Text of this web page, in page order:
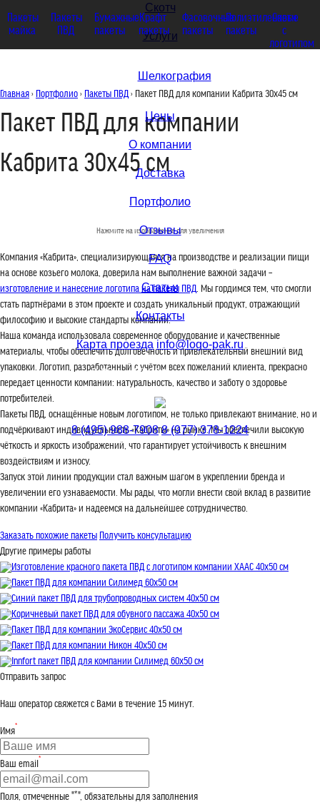
Скотч
Услуги
Шелкография
Цены
О компании
Доставка
Портфолио
Отзывы
FAQ
Статьи
Контакты
Карта проезда info@logo-pak.ru
с 9:00 до 18:00 без перерыва
8 (495) 988-7908 8 (977) 378-1224
Пакеты
майка
Пакеты
ПВД
Бумажные
пакеты
Крафт
пакеты
Фасовочные
пакеты
Полиэтиленовые
пакеты
Скотч
с
логотипом
Главная› Портфолио› Пакеты ПВД› Пакет ПВД для компании Кабрита 30x45 см
Пакет ПВД для компании
Кабрита 30x45 см
Нажмите на изображение для увеличения
Компания «Кабрита», специализирующаяся на производстве и реализации пищи
на основе козьего молока, доверила нам выполнение важной задачи –
изготовление и нанесение логотипа на пакеты ПВД . Мы гордимся тем, что смогли
стать партнёрами в этом проекте и создать уникальный продукт, отражающий
философию и высокие стандарты компании.
Наша команда использовала современное оборудование и качественные
материалы, чтобы обеспечить долговечность и привлекательный внешний вид
упаковки. Логотип, разработанный с учётом всех пожеланий клиента, прекрасно
передает ценности компании: натуральность, качество и заботу о здоровье
потребителей.
Пакеты ПВД, оснащённые новым логотипом, не только привлекают внимание, но и
подчёркивают индивидуальность «Кабриты» на рынке. Мы обеспечили высокую
чёткость и яркость изображений, что гарантирует устойчивость к внешним
воздействиям и износу.
Запуск этой линии продукции стал важным шагом в укреплении бренда и
увеличении его узнаваемости. Мы рады, что могли внести свой вклад в развитие
компании «Кабрита» и надеемся на дальнейшее сотрудничество.
Заказать похожие пакеты Получить консультацию
Другие примеры работы
Изготовление красного пакета ПВД с логотипом компании ХААС 40х50 см
Пакет ПВД для компании Силимед 60x50 см
Синий пакет ПВД для трубопроводных систем 40x50 см
Коричневый пакет ПВД для обувного пассажа 40x50 см
Пакет ПВД для компании ЭкоСервис 40x50 см
Пакет ПВД для компании Никон 40x50 см
Innfort пакет ПВД для компании Силимед 60x50 см
Отправить запрос
Наш оператор свяжется с Вами в течение 15 минут.
Имя*
Ваш email*
Поля, отмеченные "*", обязательны для заполнения